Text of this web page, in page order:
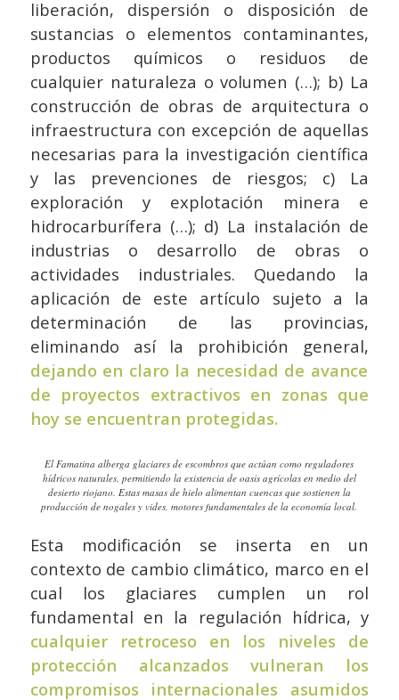
liberación, dispersión o disposición de
sustancias o elementos contaminantes,
productos químicos o residuos de
cualquier naturaleza o volumen (…); b) La
construcción de obras de arquitectura o
infraestructura con excepción de aquellas
necesarias para la investigación científica
y las prevenciones de riesgos; c) La
exploración y explotación minera e
hidrocarburífera (…); d) La instalación de
industrias o desarrollo de obras o
actividades industriales. Quedando la
aplicación de este artículo sujeto a la
determinación de las provincias,
eliminando así la prohibición general,
dejando en claro la necesidad de avance
de proyectos extractivos en zonas que
hoy se encuentran protegidas.
El Famatina alberga glaciares de escombros que actúan como reguladores
hídricos naturales, permitiendo la existencia de oasis agrícolas en medio del
desierto riojano. Estas masas de hielo alimentan cuencas que sostienen la
producción de nogales y vides, motores fundamentales de la economía local.
Esta modificación se inserta en un
contexto de cambio climático, marco en el
cual los glaciares cumplen un rol
fundamental en la regulación hídrica, y
cualquier retroceso en los niveles de
protección alcanzados vulneran los
compromisos internacionales asumidos